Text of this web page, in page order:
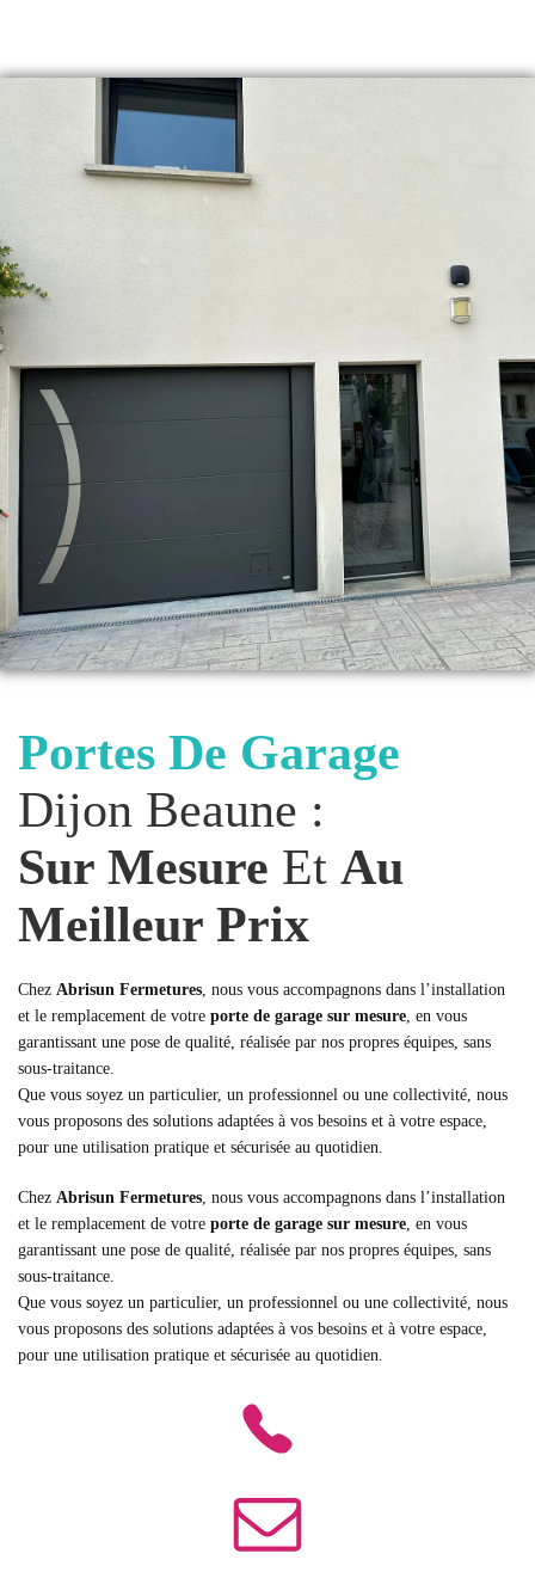
Portes De Garage
Dijon Beaune :
Sur Mesure Et Au
Meilleur Prix
Chez Abrisun Fermetures , nous vous accompagnons dans l’installation
et le remplacement de votre porte de garage sur mesure , en vous
garantissant une pose de qualité, réalisée par nos propres équipes, sans
sous-traitance.
Que vous soyez un particulier, un professionnel ou une collectivité, nous
vous proposons des solutions adaptées à vos besoins et à votre espace,
pour une utilisation pratique et sécurisée au quotidien.
Chez Abrisun Fermetures , nous vous accompagnons dans l’installation
et le remplacement de votre porte de garage sur mesure , en vous
garantissant une pose de qualité, réalisée par nos propres équipes, sans
sous-traitance.
Que vous soyez un particulier, un professionnel ou une collectivité, nous
vous proposons des solutions adaptées à vos besoins et à votre espace,
pour une utilisation pratique et sécurisée au quotidien.